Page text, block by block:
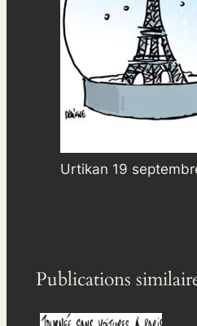
Urtikan 19
Publications